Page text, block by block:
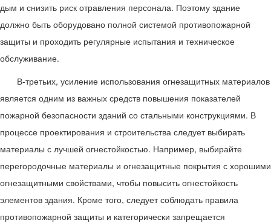
дым и снизить риск отравления персонала. Поэтому здание
должно быть оборудовано полной системой противопожарной
защиты и проходить регулярные испытания и техническое
обслуживание.
В-третьих, усиление использования огнезащитных материалов
является одним из важных средств повышения показателей
пожарной безопасности зданий со стальными конструкциями. В
процессе проектирования и строительства следует выбирать
материалы с лучшей огнестойкостью. Например, выбирайте
перегородочные материалы и огнезащитные покрытия с хорошими
огнезащитными свойствами, чтобы повысить огнестойкость
элементов здания. Кроме того, следует соблюдать правила
противопожарной защиты и категорически запрещается